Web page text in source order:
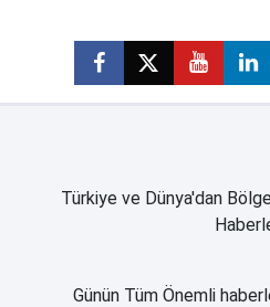
Türkiye ve Dünya'dan
Günün Tüm Önemli